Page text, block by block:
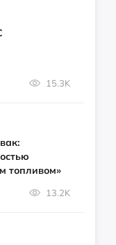
15.3K
топливом»
13.2K